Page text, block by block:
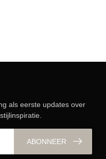
als eerste updates over
ABONNEER